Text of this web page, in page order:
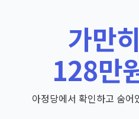
가만
128만
아정당에서 확인하고 숨